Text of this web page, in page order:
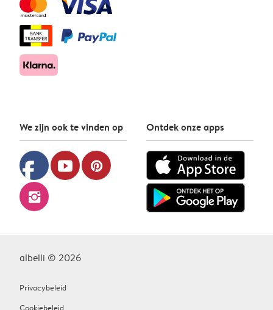
We zijn ook te vinden op
facebook youtube pinterest
instagram
Ontdek onze apps
albelli © 2026
Privacybeleid
Cookiebeleid